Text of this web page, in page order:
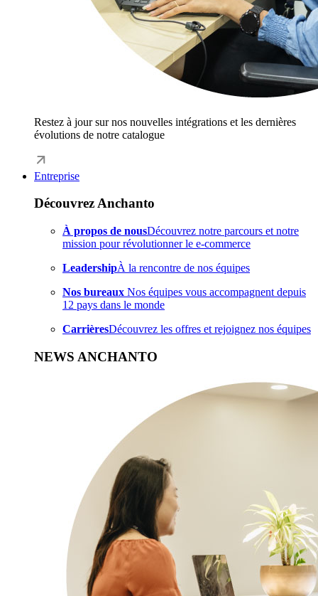
Restez à jour sur nos nouvelles intégrations et les dernières
évolutions de notre catalogue
Entreprise
Découvrez Anchanto
À propos de nousDécouvrez notre parcours et notre
mission pour révolutionner le e-commerce
LeadershipÀ la rencontre de nos équipes
Nos bureaux Nos équipes vous accompagnent depuis
12 pays dans le monde
CarrièresDécouvrez les offres et rejoignez nos équipes
NEWS ANCHANTO